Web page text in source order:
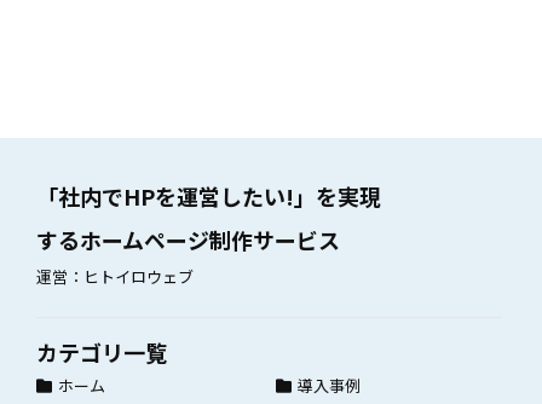
「社内でHPを運営したい!」を実現
するホームページ制作サービス
運営：ヒトイロウェブ
カテゴリ一覧
ホーム
導入事例